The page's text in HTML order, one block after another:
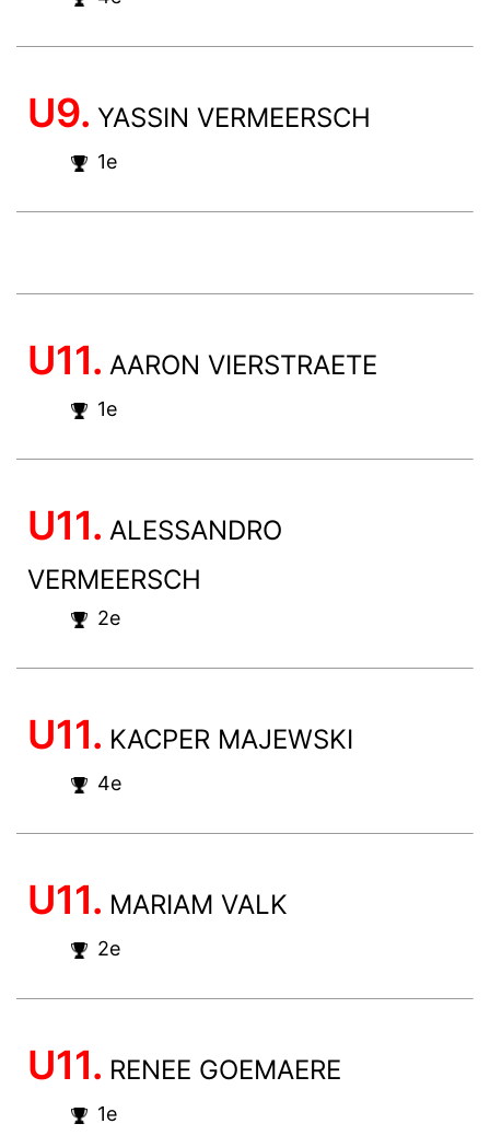
U9. YASSIN VERMEERSCH
1e
U11. AARON VIERSTRAETE
1e
U11. ALESSANDRO
VERMEERSCH
2e
U11. KACPER MAJEWSKI
4e
U11. MARIAM VALK
2e
U11. RENEE GOEMAERE
1e